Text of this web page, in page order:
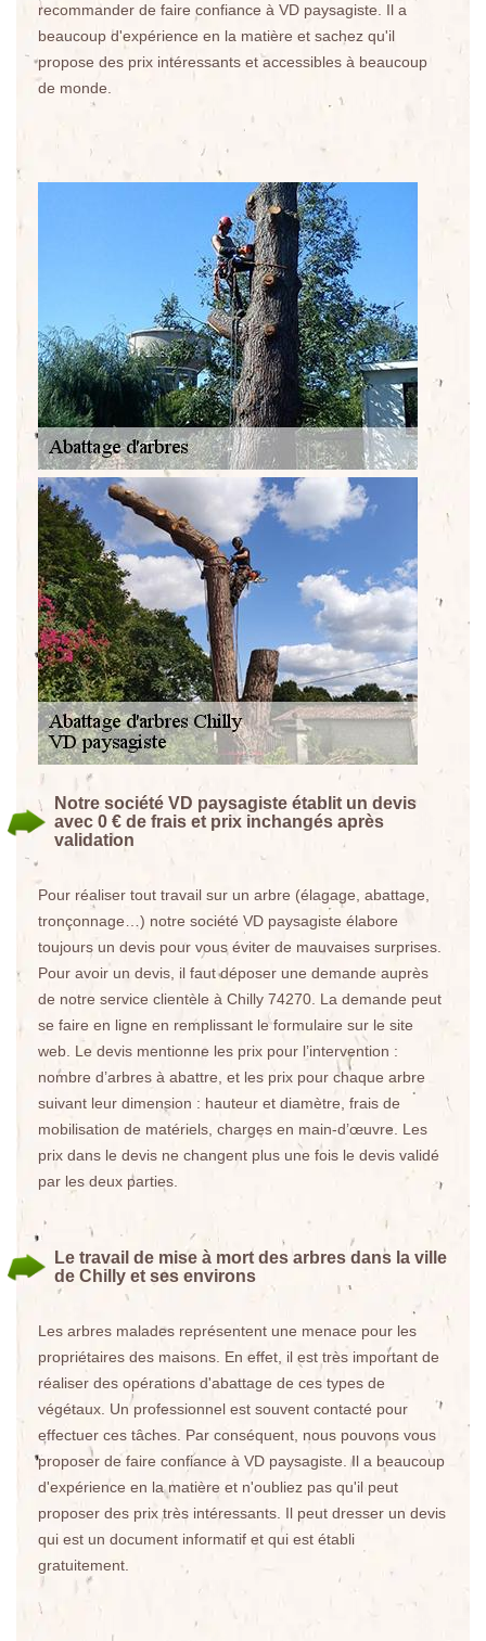
recommander de faire confiance à VD paysagiste. Il a
beaucoup d'expérience en la matière et sachez qu'il
propose des prix intéressants et accessibles à beaucoup
de monde.
Notre société VD paysagiste établit un devis
avec 0 € de frais et prix inchangés après
validation
Pour réaliser tout travail sur un arbre (élagage, abattage,
tronçonnage…) notre société VD paysagiste élabore
toujours un devis pour vous éviter de mauvaises surprises.
Pour avoir un devis, il faut déposer une demande auprès
de notre service clientèle à Chilly 74270. La demande peut
se faire en ligne en remplissant le formulaire sur le site
web. Le devis mentionne les prix pour l’intervention :
nombre d’arbres à abattre, et les prix pour chaque arbre
suivant leur dimension : hauteur et diamètre, frais de
mobilisation de matériels, charges en main-d’œuvre. Les
prix dans le devis ne changent plus une fois le devis validé
par les deux parties.
Le travail de mise à mort des arbres dans la ville
de Chilly et ses environs
Les arbres malades représentent une menace pour les
propriétaires des maisons. En effet, il est très important de
réaliser des opérations d'abattage de ces types de
végétaux. Un professionnel est souvent contacté pour
effectuer ces tâches. Par conséquent, nous pouvons vous
proposer de faire confiance à VD paysagiste. Il a beaucoup
d'expérience en la matière et n'oubliez pas qu'il peut
proposer des prix très intéressants. Il peut dresser un devis
qui est un document informatif et qui est établi
gratuitement.